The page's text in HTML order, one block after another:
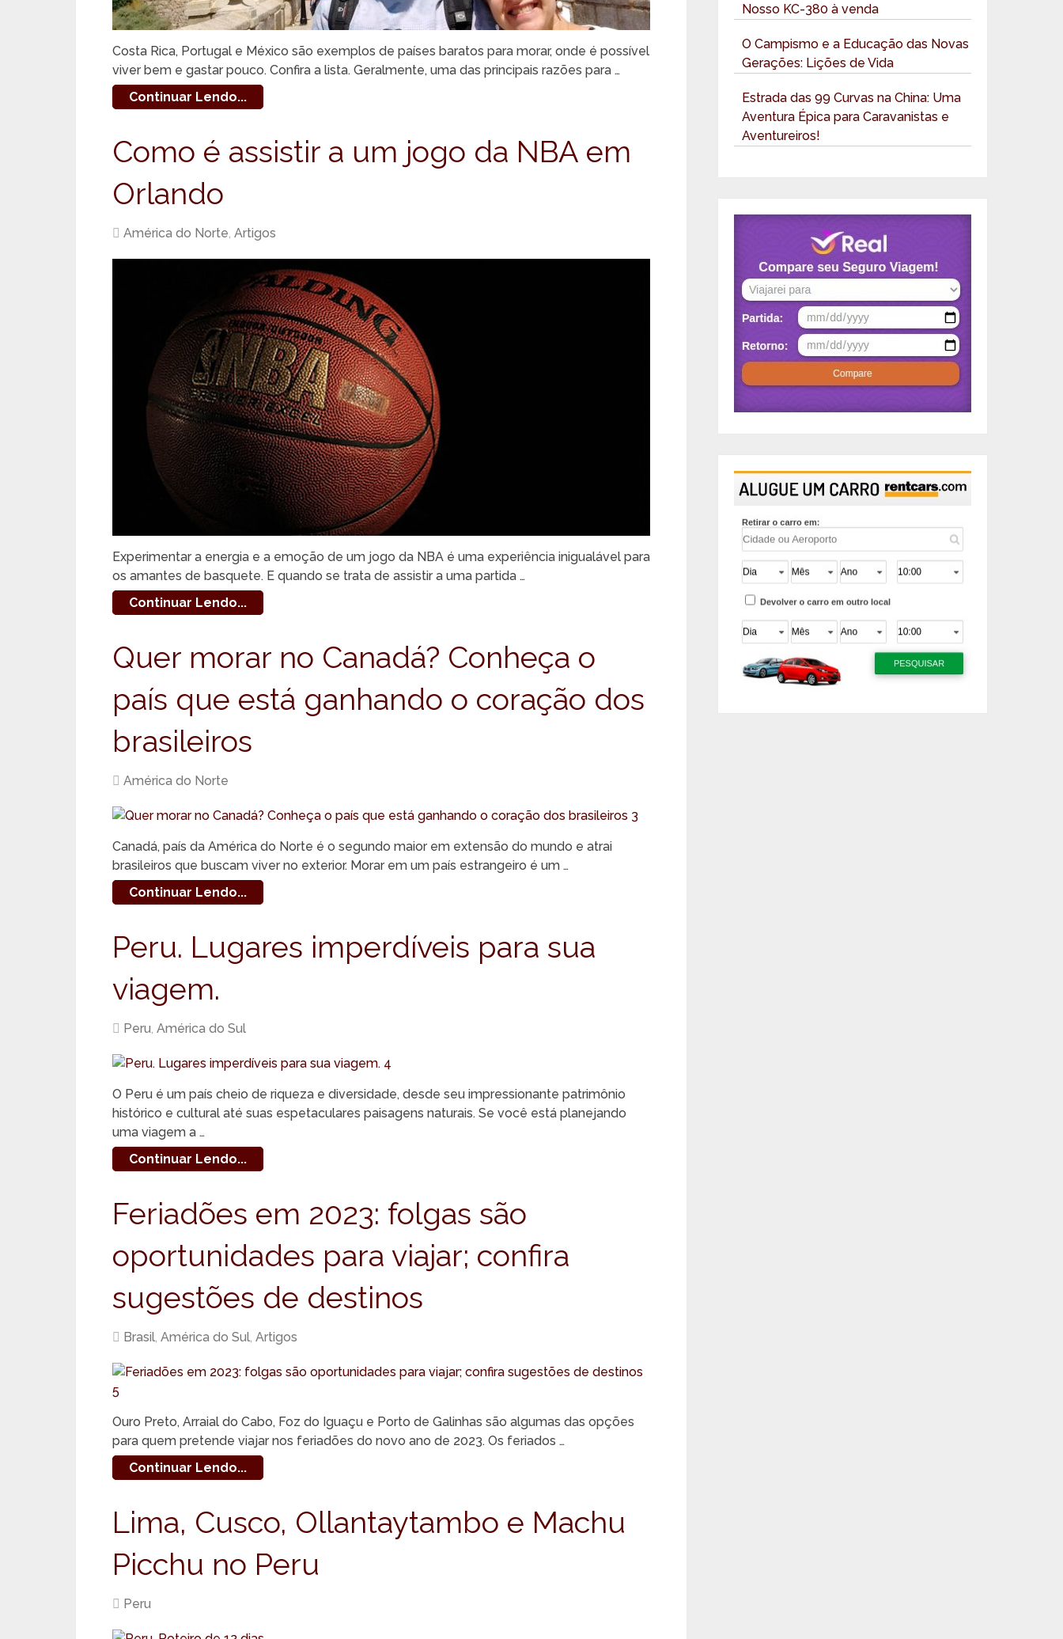
Costa Rica, Portugal e México são exemplos de países baratos para morar, onde é possível
viver bem e gastar pouco. Confira a lista. Geralmente, uma das principais razões para …
Continuar Lendo...
Como é assistir a um jogo da NBA em
Orlando
América do Norte, Artigos
Experimentar a energia e a emoção de um jogo da NBA é uma experiência inigualável para
os amantes de basquete. E quando se trata de assistir a uma partida …
Continuar Lendo...
Quer morar no Canadá? Conheça o
país que está ganhando o coração dos
brasileiros
América do Norte
Canadá, país da América do Norte é o segundo maior em extensão do mundo e atrai
brasileiros que buscam viver no exterior. Morar em um país estrangeiro é um …
Continuar Lendo...
Peru. Lugares imperdíveis para sua
viagem.
Peru, América do Sul
O Peru é um país cheio de riqueza e diversidade, desde seu impressionante patrimônio
histórico e cultural até suas espetaculares paisagens naturais. Se você está planejando
uma viagem a …
Continuar Lendo...
Feriadões em 2023: folgas são
oportunidades para viajar; confira
sugestões de destinos
Brasil, América do Sul, Artigos
Ouro Preto, Arraial do Cabo, Foz do Iguaçu e Porto de Galinhas são algumas das opções
para quem pretende viajar nos feriadões do novo ano de 2023. Os feriados …
Continuar Lendo...
Lima, Cusco, Ollantaytambo e Machu
Picchu no Peru
Peru
Nosso KC-380 à venda
O Campismo e a Educação das Novas
Gerações: Lições de Vida
Estrada das 99 Curvas na China: Uma
Aventura Épica para Caravanistas e
Aventureiros!